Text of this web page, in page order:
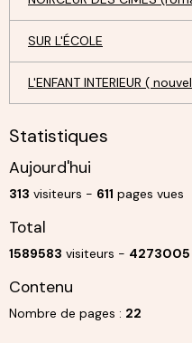
SUR L'ÉCOLE
L'ENFANT INTERIEUR (
Statistiques
Aujourd'hui
313 visiteurs - 611 pages vues
Total
1589583 visiteurs - 4273005
Contenu
Nombre de pages : 22